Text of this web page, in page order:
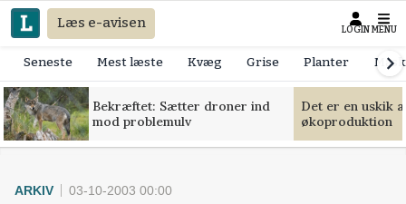
Læs e-avisen LOGIN MENU
Seneste Mest læste Kvæg Grise Planter
Bekræftet: Sætter droner ind
mod problemulv
Det er en uskik
økoproduktion
ARKIV 03-10-2003 00:00